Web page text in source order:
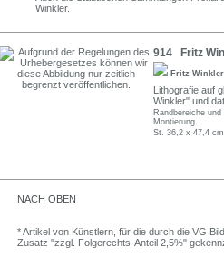
Winkler.
914 Fritz
Fritz
Lithografie auf
Winkler" und
Randbereiche
Montierung.
St. 36,2 x 47,4
NACH OBEN
* Artikel von Künstlern, für die durch die VG
Zusatz "zzgl. Folgerechts-Anteil 2,5%"